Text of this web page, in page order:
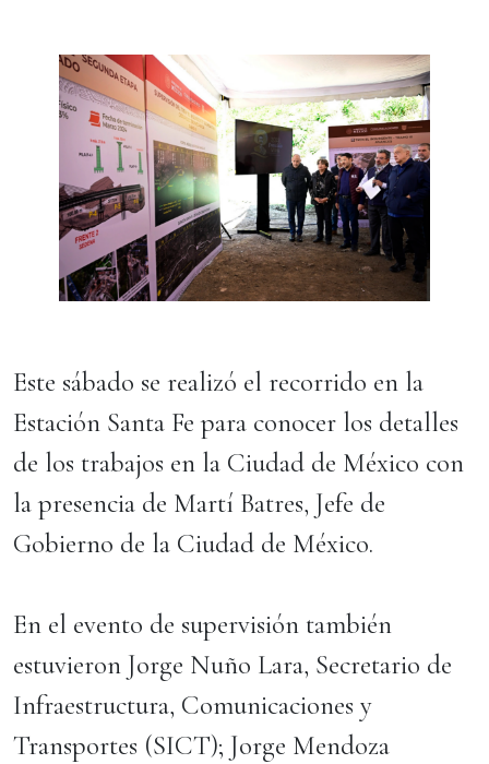
Este sábado se realizó el recorrido en la
Estación Santa Fe para conocer los detalles
de los trabajos en la Ciudad de México con
la presencia de Martí Batres, Jefe de
Gobierno de la Ciudad de México.
En el evento de supervisión también
estuvieron Jorge Nuño Lara, Secretario de
Infraestructura, Comunicaciones y
Transportes (SICT); Jorge Mendoza